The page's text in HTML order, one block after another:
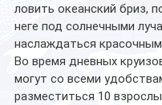
ловить океанский бриз,
неге под солнечными
наслаждаться
Во время дневных
могут со всеми
разместиться 10